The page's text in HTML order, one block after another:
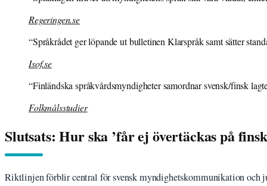
Regeringen.se
“Språkrådet ger löpande ut bulletinen Klarspråk samt sätter
Isof.se
“Finländska språkvårdsmyndigheter samordnar svensk/finsk
Folkmålsstudier
Slutsats: Hur ska ’får ej övertäckas på
Riktlinjen förblir central för svensk myndighetskommunikation och